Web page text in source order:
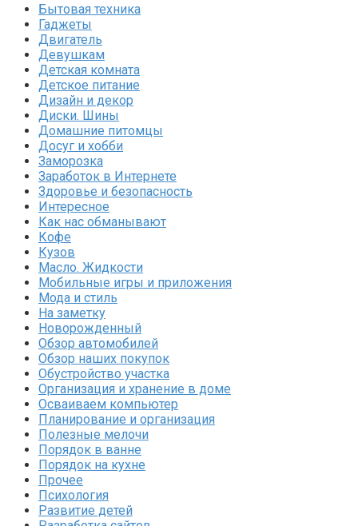
Бытовая техника
Гаджеты
Двигатель
Девушкам
Детская комната
Детское питание
Дизайн и декор
Диски. Шины
Домашние питомцы
Досуг и хобби
Заморозка
Заработок в Интернете
Здоровье и безопасность
Интересное
Как нас обманывают
Кофе
Кузов
Масло. Жидкости
Мобильные игры и приложения
Мода и стиль
На заметку
Новорожденный
Обзор автомобилей
Обзор наших покупок
Обустройство участка
Организация и хранение в доме
Осваиваем компьютер
Планирование и организация
Полезные мелочи
Порядок в ванне
Порядок на кухне
Прочее
Психология
Развитие детей